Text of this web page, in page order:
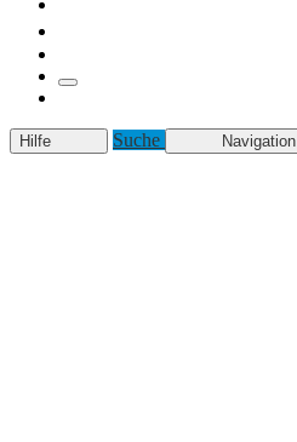
Hilfe Suche Navigation